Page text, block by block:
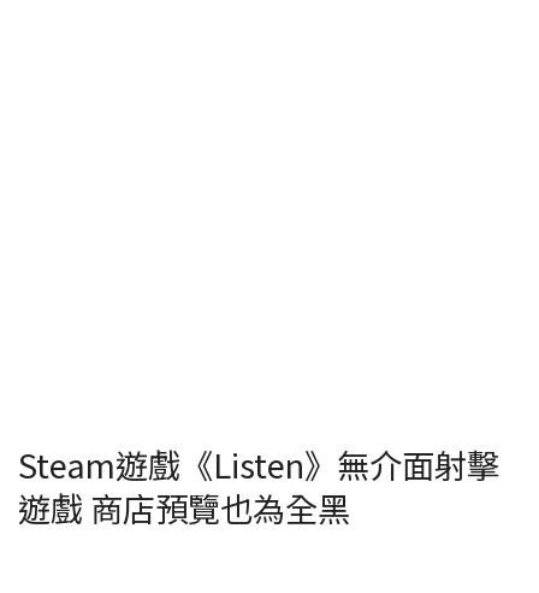
Steam遊戲《Listen》無介面射擊
遊戲 商店預覽也為全黑